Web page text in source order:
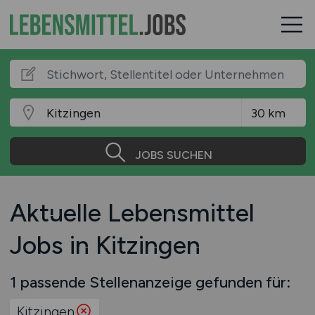
JOBS SUCHEN
Aktuelle Lebensmittel
Jobs in Kitzingen
1 passende Stellenanzeige gefunden für:
Kitzingen